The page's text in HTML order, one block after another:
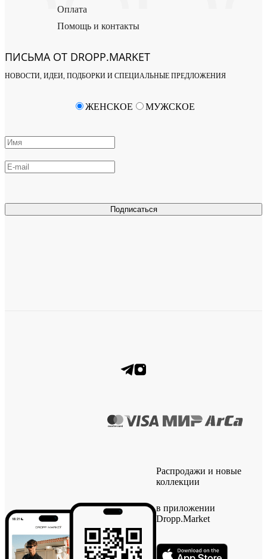
Оплата
Помощь и контакты
ПИСЬМА ОТ DROPP.MARKET
НОВОСТИ, ИДЕИ, ПОДБОРКИ И СПЕЦИАЛЬНЫЕ ПРЕДЛОЖЕНИЯ
Подписаться
ЖЕНСКОЕ МУЖСКОЕ
Распродажи и новые
коллекции
в приложении
Dropp.Market